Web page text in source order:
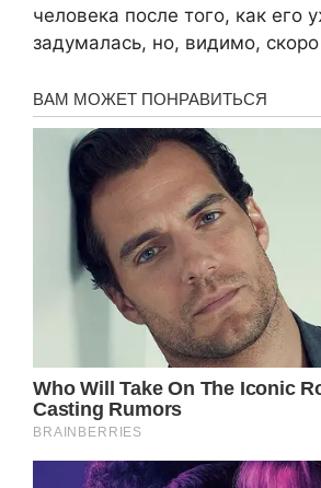
человека после того, как его
задумалась, но, видимо,